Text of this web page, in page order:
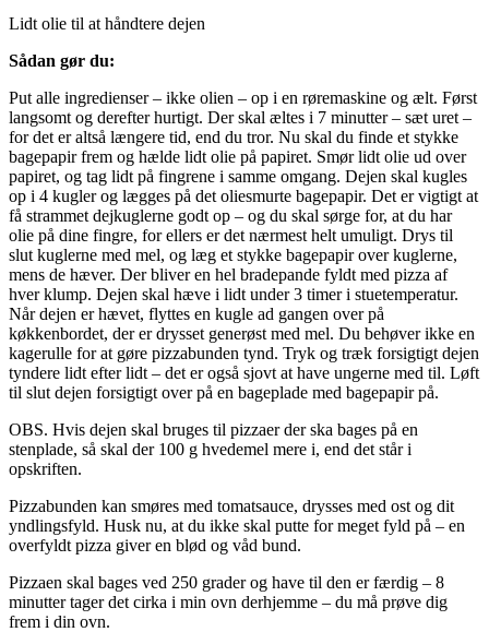
Lidt olie til at håndtere dejen
Sådan gør du:
Put alle ingredienser – ikke olien – op i en røremaskine og ælt. Først
langsomt og derefter hurtigt. Der skal æltes i 7 minutter – sæt uret –
for det er altså længere tid, end du tror. Nu skal du finde et stykke
bagepapir frem og hælde lidt olie på papiret. Smør lidt olie ud over
papiret, og tag lidt på fingrene i samme omgang. Dejen skal kugles
op i 4 kugler og lægges på det oliesmurte bagepapir. Det er vigtigt at
få strammet dejkuglerne godt op – og du skal sørge for, at du har
olie på dine fingre, for ellers er det nærmest helt umuligt. Drys til
slut kuglerne med mel, og læg et stykke bagepapir over kuglerne,
mens de hæver. Der bliver en hel bradepande fyldt med pizza af
hver klump. Dejen skal hæve i lidt under 3 timer i stuetemperatur.
Når dejen er hævet, flyttes en kugle ad gangen over på
køkkenbordet, der er drysset generøst med mel. Du behøver ikke en
kagerulle for at gøre pizzabunden tynd. Tryk og træk forsigtigt dejen
tyndere lidt efter lidt – det er også sjovt at have ungerne med til. Løft
til slut dejen forsigtigt over på en bageplade med bagepapir på.
OBS. Hvis dejen skal bruges til pizzaer der ska bages på en
stenplade, så skal der 100 g hvedemel mere i, end det står i
opskriften.
Pizzabunden kan smøres med tomatsauce, drysses med ost og dit
yndlingsfyld. Husk nu, at du ikke skal putte for meget fyld på – en
overfyldt pizza giver en blød og våd bund.
Pizzaen skal bages ved 250 grader og have til den er færdig – 8
minutter tager det cirka i min ovn derhjemme – du må prøve dig
frem i din ovn.